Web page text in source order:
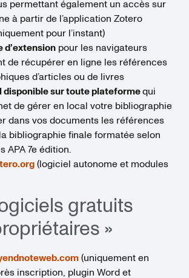
permettant également un accès sur
à partir de l’application Zotero
pour l’instant)
d’extension pour les navigateurs
de récupérer en ligne les références
d’articles ou de livres
disponible sur toute plateformequi
de gérer en local votre bibliographie
dans vos documents les références
bibliographie finale formatée selon
APA 7e édition.
(logiciel autonome et modules
gratuits
»
(uniquement en
inscription, plugin Word et